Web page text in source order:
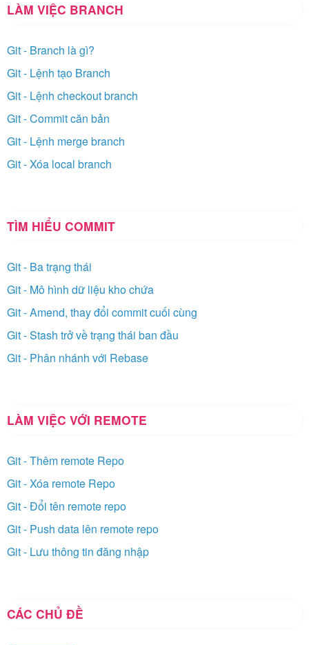
LÀM VIỆC BRANCH
Git - Branch là gì?
Git - Lệnh tạo Branch
Git - Lệnh checkout branch
Git - Commit căn bản
Git - Lệnh merge branch
Git - Xóa local branch
TÌM HIỂU COMMIT
Git - Ba trạng thái
Git - Mô hình dữ liệu kho chứa
Git - Amend, thay đổi commit cuối cùng
Git - Stash trở về trạng thái ban đầu
Git - Phân nhánh với Rebase
LÀM VIỆC VỚI REMOTE
Git - Thêm remote Repo
Git - Xóa remote Repo
Git - Đổi tên remote repo
Git - Push data lên remote repo
Git - Lưu thông tin đăng nhập
CÁC CHỦ ĐỀ